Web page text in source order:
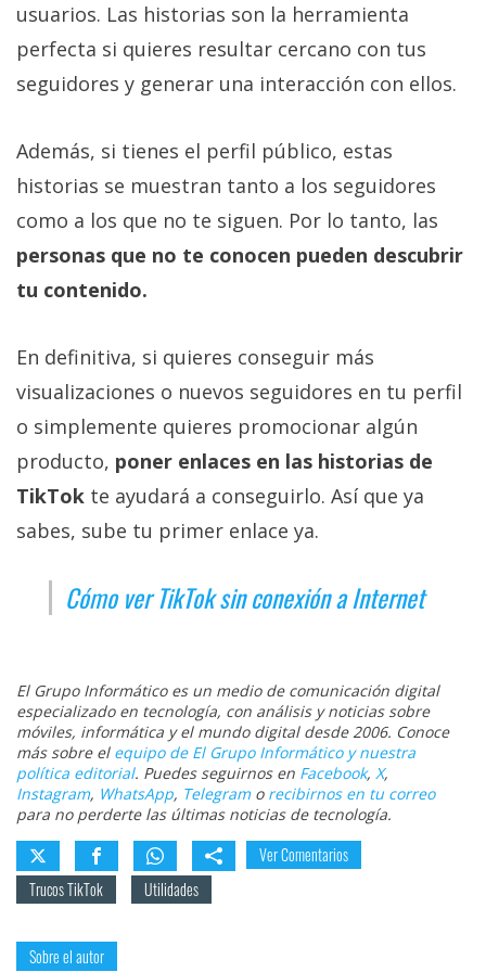
usuarios. Las historias son la herramienta
perfecta si quieres resultar cercano con tus
seguidores y generar una interacción con ellos.
Además, si tienes el perfil público, estas
historias se muestran tanto a los seguidores
como a los que no te siguen. Por lo tanto, las
personas que no te conocen pueden descubrir
tu contenido.
En definitiva, si quieres conseguir más
visualizaciones o nuevos seguidores en tu perfil
o simplemente quieres promocionar algún
producto, poner enlaces en las historias de
TikTok te ayudará a conseguirlo. Así que ya
sabes, sube tu primer enlace ya.
Cómo ver TikTok sin conexión a Internet
El Grupo Informático es un medio de comunicación digital
especializado en tecnología, con análisis y noticias sobre
móviles, informática y el mundo digital desde 2006. Conoce
más sobre el equipo de El Grupo Informático y nuestra
política editorial. Puedes seguirnos en Facebook, X,
Instagram, WhatsApp, Telegramo recibirnos en tu correo
para no perderte las últimas noticias de tecnología.
Ver Comentarios
Trucos TikTok
Utilidades
Sobre el autor